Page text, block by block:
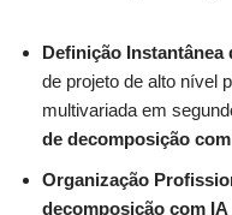
Definição Instantânea
de projeto de alto nível
multivariada em
de decomposição
Organização
decomposição com IA